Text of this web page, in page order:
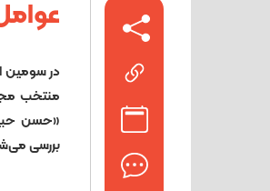
در سومین
منتخب
«حسن
بررسی